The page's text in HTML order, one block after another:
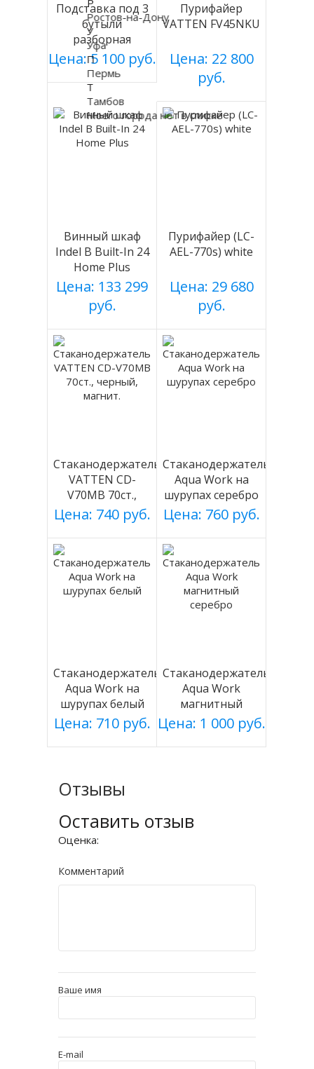
Подставка под 3
бутыли
разборная
(БЕЛАЯ), Россия
Цена: 5 100 руб.
Пурифайер
VATTEN FV45NKU
Цена: 22 800
руб.
Винный шкаф
Indel B Built-In 24
Home Plus
Цена: 133 299
руб.
Пурифайер (LC-
AEL-770s) white
Цена: 29 680
руб.
Стаканодержатель
VATTEN CD-
V70MB 70ст.,
черный, магнит.
Цена: 740 руб.
Стаканодержатель
Aqua Work на
шурупах серебро
Цена: 760 руб.
Стаканодержатель
Aqua Work на
шурупах белый
Цена: 710 руб.
Стаканодержатель
Aqua Work
магнитный
серебро
Цена: 1 000 руб.
Отзывы
Оставить отзыв
Оценка:
Комментарий
Ваше имя
E-mail
Р
Ростов-на-Дону
У
Уфа
П
Пермь
Т
Тамбов
Моего города нет в списке